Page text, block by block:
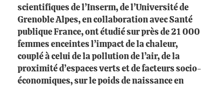
scientifiques de l’Inserm, de l’Université de
Grenoble Alpes, en collaboration avec Santé
publique France, ont étudié sur près de 21 000
femmes enceintes l’impact de la chaleur,
couplé à celui de la pollution de l’air, de la
proximité d’espaces verts et de facteurs socio-
économiques, sur le poids de naissance en